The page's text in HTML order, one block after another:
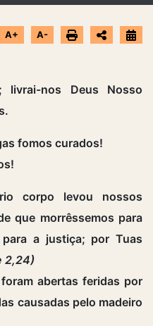
A+ A-
nos Deus Nosso
fomos curados!
corpo levou nossos
que morrêssemos para
a justiça; por Tuas
2,24)
abertas feridas por
causadas pelo madeiro